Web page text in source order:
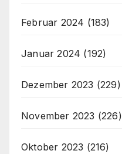
Februar 2024 (183)
Januar 2024 (192)
Dezember 2023 (229)
November 2023 (226)
Oktober 2023 (216)